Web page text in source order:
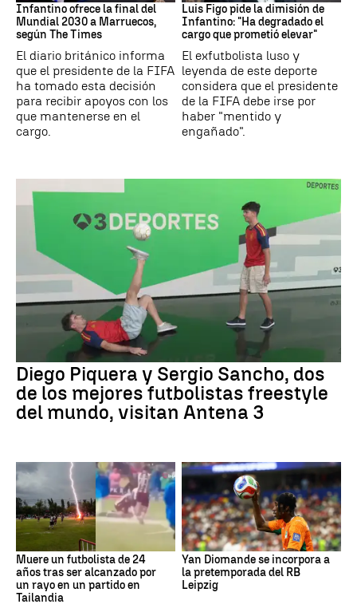
Infantino ofrece la final del
Mundial 2030 a Marruecos,
según The Times
El diario británico informa
que el presidente de la FIFA
ha tomado esta decisión
para recibir apoyos con los
que mantenerse en el
cargo.
Luis Figo pide la dimisión de
Infantino: "Ha degradado el
cargo que prometió elevar"
El exfutbolista luso y
leyenda de este deporte
considera que el presidente
de la FIFA debe irse por
haber "mentido y
engañado".
Diego Piquera y Sergio Sancho, dos
de los mejores futbolistas freestyle
del mundo, visitan Antena 3
Muere un futbolista de 24
años tras ser alcanzado por
un rayo en un partido en
Tailandia
Yan Diomande se incorpora a
la pretemporada del RB
Leipzig